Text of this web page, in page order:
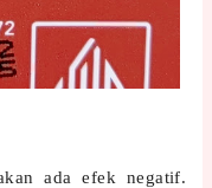
ada efek negatif.